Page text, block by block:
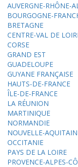
AUVERGNE-RHÔNE-
BOURGOGNE-
BRETAGNE
CENTRE-VAL DE
CORSE
GRAND EST
GUADELOUPE
GUYANE FRANÇAISE
HAUTS-DE-FRANCE
ÎLE-DE-FRANCE
LA RÉUNION
MARTINIQUE
NORMANDIE
NOUVELLE-
OCCITANIE
PAYS DE LA LOIRE
PROVENCE-ALPES-